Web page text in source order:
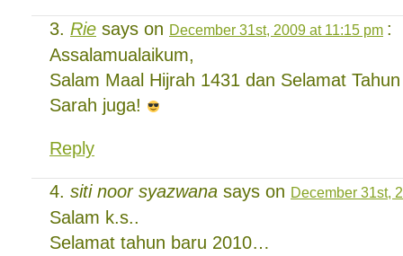
Rie says on December 31st, 2009 at 11:15 pm :
Assalamualaikum,
Salam Maal Hijrah 1431 dan Selamat
Sarah juga!
Reply
siti noor syazwana says on December 31st,
Salam k.s..
Selamat tahun baru 2010…